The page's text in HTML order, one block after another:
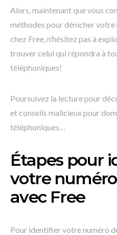
Alors, maintenant que vous
méthodes pour dénicher
chez Free, n’hésitez pas à
trouver celui qui répondra à
téléphoniques!
Poursuivez la lecture pour
et conseils malicieux pour
téléphoniques…
Étapes pour
votre
avec Free
Pour identifier votre numéro